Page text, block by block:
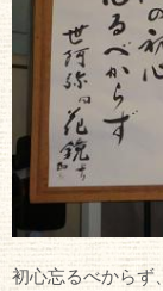
初心忘るべからず